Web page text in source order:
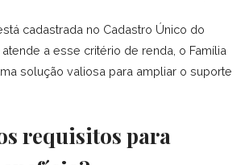
cadastrada no Cadastro Único do
a esse critério de renda, o Família
solução valiosa para ampliar o suporte
requisitos para